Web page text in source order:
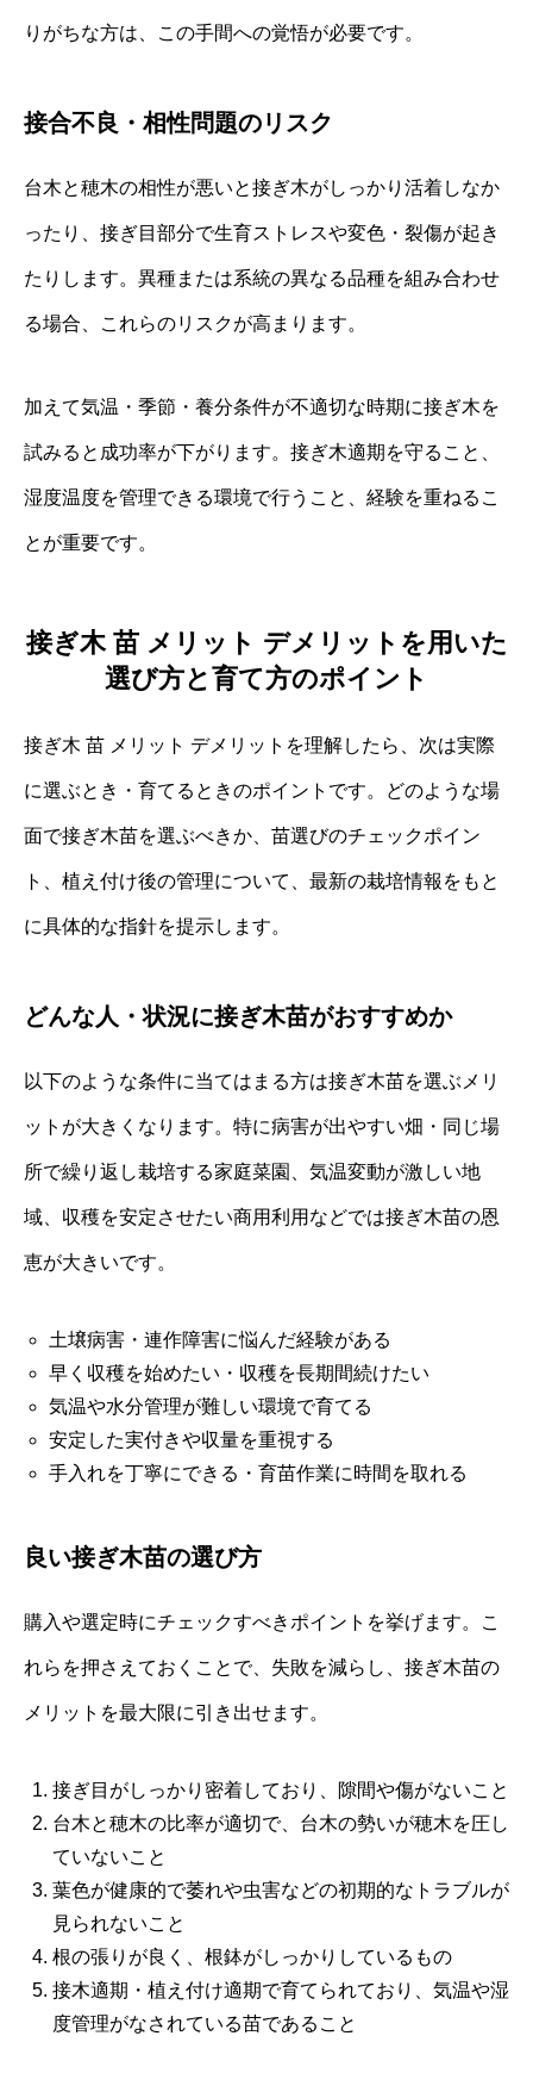
りがちな方は、この手間への覚悟が必要です。
接合不良・相性問題のリスク
台木と穂木の相性が悪いと接ぎ木がしっかり活着しなか
ったり、接ぎ目部分で生育ストレスや変色・裂傷が起き
たりします。異種または系統の異なる品種を組み合わせ
る場合、これらのリスクが高まります。
加えて気温・季節・養分条件が不適切な時期に接ぎ木を
試みると成功率が下がります。接ぎ木適期を守ること、
湿度温度を管理できる環境で行うこと、経験を重ねるこ
とが重要です。
接ぎ木 苗 メリット デメリットを用いた
選び方と育て方のポイント
接ぎ木 苗 メリット デメリットを理解したら、次は実際
に選ぶとき・育てるときのポイントです。どのような場
面で接ぎ木苗を選ぶべきか、苗選びのチェックポイン
ト、植え付け後の管理について、最新の栽培情報をもと
に具体的な指針を提示します。
どんな人・状況に接ぎ木苗がおすすめか
以下のような条件に当てはまる方は接ぎ木苗を選ぶメリ
ットが大きくなります。特に病害が出やすい畑・同じ場
所で繰り返し栽培する家庭菜園、気温変動が激しい地
域、収穫を安定させたい商用利用などでは接ぎ木苗の恩
恵が大きいです。
土壌病害・連作障害に悩んだ経験がある
早く収穫を始めたい・収穫を長期間続けたい
気温や水分管理が難しい環境で育てる
安定した実付きや収量を重視する
手入れを丁寧にできる・育苗作業に時間を取れる
良い接ぎ木苗の選び方
購入や選定時にチェックすべきポイントを挙げます。こ
れらを押さえておくことで、失敗を減らし、接ぎ木苗の
メリットを最大限に引き出せます。
接ぎ目がしっかり密着しており、隙間や傷がないこと
台木と穂木の比率が適切で、台木の勢いが穂木を圧し
ていないこと
葉色が健康的で萎れや虫害などの初期的なトラブルが
見られないこと
根の張りが良く、根鉢がしっかりしているもの
接木適期・植え付け適期で育てられており、気温や湿
度管理がなされている苗であること